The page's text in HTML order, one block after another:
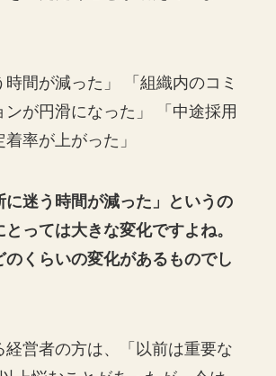
時間が減った」 「組織内のコミ
ンが円滑になった」 「中途採用
率が上がった」
に迷う時間が減った」というの
っては大きな変化ですよね。
のくらいの変化があるものでし
経営者の方は、「以前は重要な